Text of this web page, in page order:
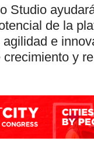
Studio
de la
e
crecimiento y